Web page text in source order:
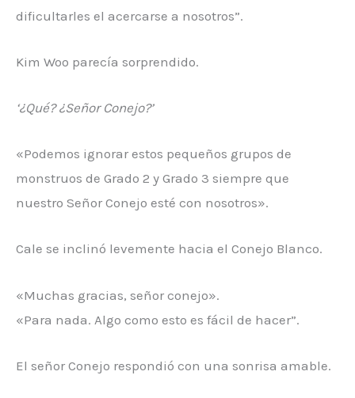
dificultarles el acercarse a nosotros”.
Kim Woo parecía sorprendido.
‘¿Qué? ¿Señor Conejo?’
«Podemos ignorar estos pequeños grupos de
monstruos de Grado 2 y Grado 3 siempre que
nuestro Señor Conejo esté con nosotros».
Cale se inclinó levemente hacia el Conejo Blanco.
«Muchas gracias, señor conejo».
«Para nada. Algo como esto es fácil de hacer”.
El señor Conejo respondió con una sonrisa amable.